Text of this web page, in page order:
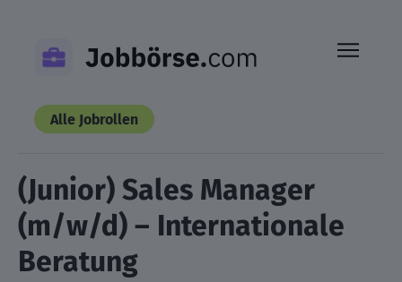
content
Alle Jobrollen
(Junior) Sales Manager
(m/w/d) – Internationale
Beratung